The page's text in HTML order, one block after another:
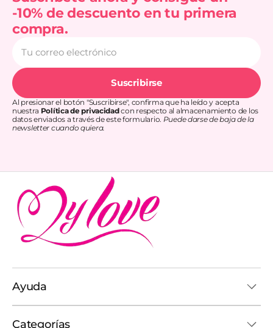
-10% de descuento en tu primera
compra.
correo
electrónico
Suscribirse
Al presionar el botón "Suscribirse", confirma que ha leído y acepta
nuestra Política de privacidadcon respecto al almacenamiento de los
datos enviados a través de este formulario. Puede darse de baja de la
newsletter cuando quiera.
Ayuda
Categorías